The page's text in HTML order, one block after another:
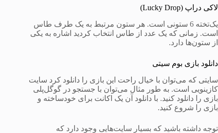
لاکی دراپ (Lucky Drop)
یک‌تخته 6 ستونی است. هر ستون مرتبط به یک طرف طاس
است. زمانی که یک عدد از طاس انتخاب کردید اشاره به یکی
از ستون‌ها دارد.
دانلود بازی بوم سیتی
سایتی که می‌توان با خیال راحت این بازی را دانلود کرد سایت
کازینویی است. به طور مثال می‌توان با جستجو در گوگل‌پلی
بازی را دانلود کنید. با دانلود آن یک اکانت برای خودساخته و
بازی را شروع کنید.
توجه داشته باشید که بسیار سایت‌هایی وجود دارد که